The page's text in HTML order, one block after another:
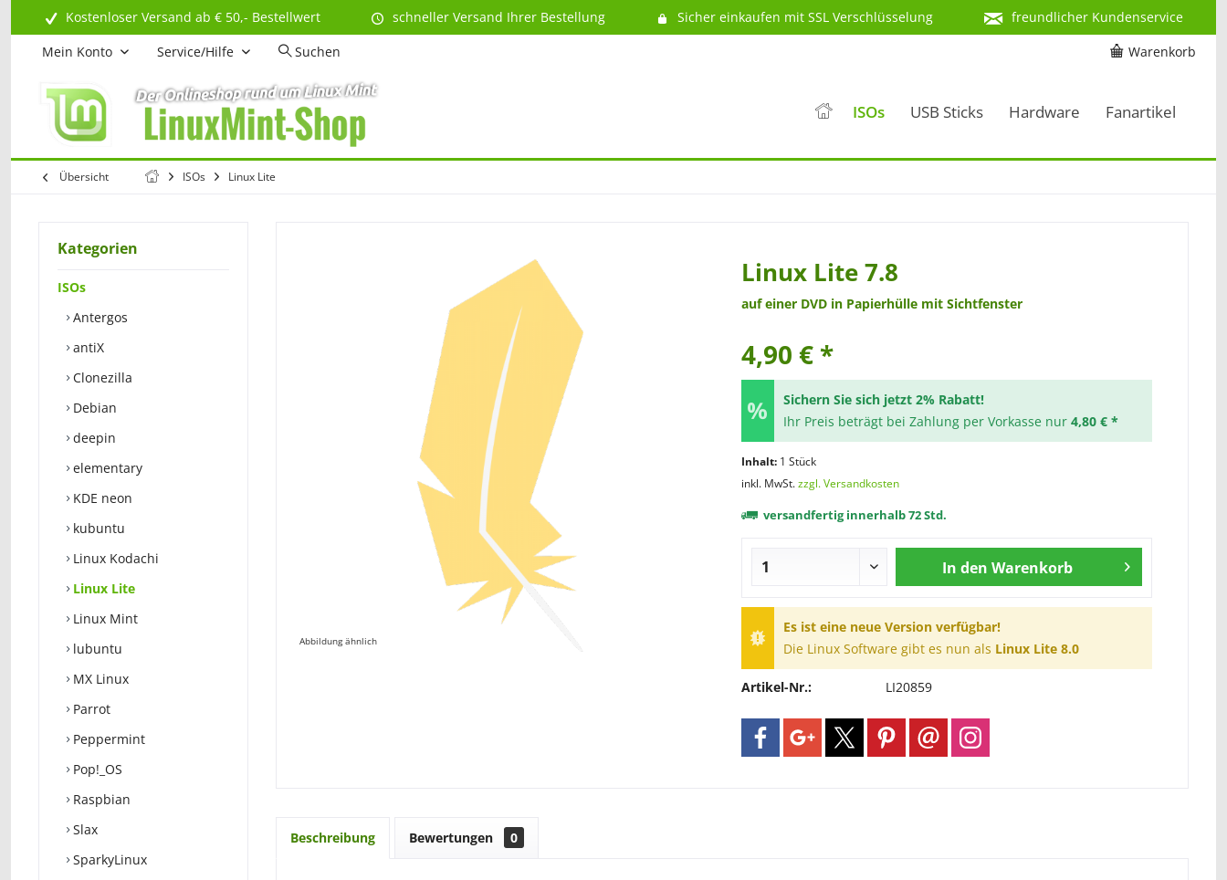
Kostenloser Versand ab € 50,- Bestellwert schneller Versand Ihrer Bestellung Sicher einkaufen mit SSL Verschlüsselung
freundlicher Kundenservice
Warenkorb
Mein Konto Service/Hilfe Suchen
ISOs USB Sticks Hardware Fanartikel
Übersicht ISOs Linux Lite
Kategorien
ISOs
Antergos
antiX
Clonezilla
Debian
deepin
elementary
KDE neon
kubuntu
Linux Kodachi
Linux Lite
Linux Mint
lubuntu
MX Linux
Parrot
Peppermint
Pop!_OS
Raspbian
Slax
SparkyLinux
Abbildung ähnlich
Linux Lite 7.8
auf einer DVD in Papierhülle mit Sichtfenster
4,90 € *
Sichern Sie sich jetzt 2% Rabatt!
Ihr Preis beträgt bei Zahlung per Vorkasse nur 4,80 € *
Inhalt: 1 Stück
inkl. MwSt.zzgl. Versandkosten
versandfertig innerhalb 72 Std.
In den Warenkorb
Es ist eine neue Version verfügbar!
Die Linux Software gibt es nun als Linux Lite 8.0
Artikel-Nr.: LI20859
Beschreibung Bewertungen 0